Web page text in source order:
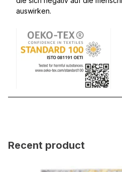
auswirken.
Recent product